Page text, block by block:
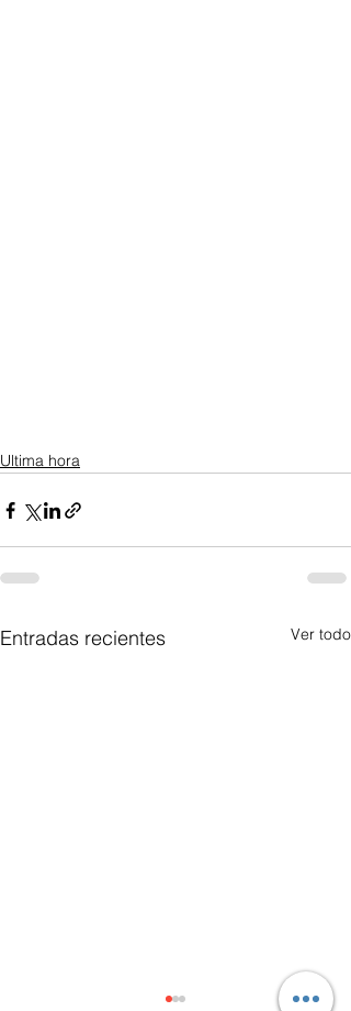
Ultima hora
Entradas recientes Ver todo